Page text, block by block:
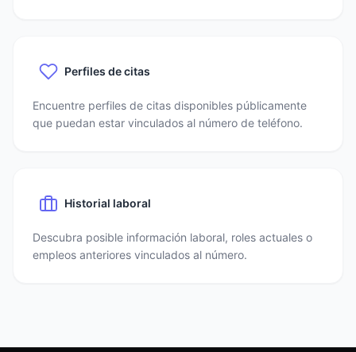
Perfiles de citas
Encuentre perfiles de citas disponibles públicamente
que puedan estar vinculados al número de teléfono.
Historial laboral
Descubra posible información laboral, roles actuales o
empleos anteriores vinculados al número.